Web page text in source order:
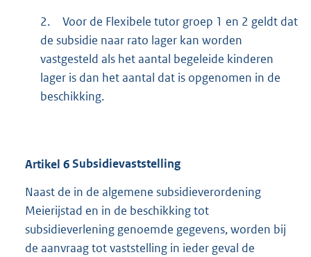
2.
Voor de Flexibele tutor groep 1 en 2 geldt dat
de subsidie naar rato lager kan worden
vastgesteld als het aantal begeleide kinderen
lager is dan het aantal dat is opgenomen in de
beschikking.
Artikel 6Subsidievaststelling
Naast de in de algemene subsidieverordening
Meierijstad en in de beschikking tot
subsidieverlening genoemde gegevens, worden bij
de aanvraag tot vaststelling in ieder geval de